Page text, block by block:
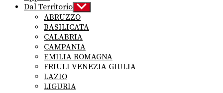
Dal Territorio Show
sub
menu
ABRUZZO
BASILICATA
CALABRIA
CAMPANIA
EMILIA ROMAGNA
FRIULI VENEZIA GIULIA
LAZIO
LIGURIA